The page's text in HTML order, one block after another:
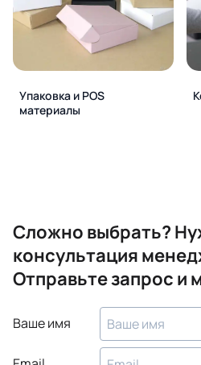
Упаковка и POS
материалы
Сложно выбрать?
консультация
Отправьте запрос
Ваше имя